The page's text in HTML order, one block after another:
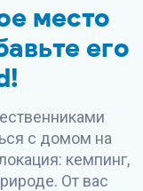
место
его
!
с домом на
кемпинг,
От вас